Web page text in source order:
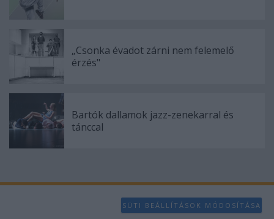
„Csonka évadot zárni nem felemelő
érzés"
Bartók dallamok jazz-zenekarral és
tánccal
SÜTI BEÁLLÍTÁSOK MÓDOSÍTÁSA